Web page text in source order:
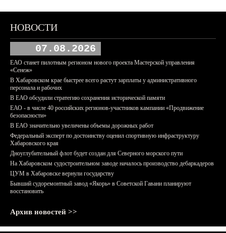
НОВОСТИ
07.08.2026
ЕАО станет пилотным регионом нового проекта Мастерской управления
«Сенеж»
В Хабаровском крае быстрее всего растут зарплаты у административного
персонала и рабочих
В ЕАО обсудили стратегию сохранения исторической памяти
ЕАО - в числе 40 российских регионов-участников кампании «Продвижение
безопасности»
В ЕАО значительно увеличены объемы дорожных работ
Федеральный эксперт по достоинству оценил спортивную инфраструктуру
Хабаровского края
Дноуглубительный флот будет создан для Северного морского пути
На Хабаровском судостроительном заводе началось производство дебаркадеров
ЦУМ в Хабаровске вернули государству
Бывший судоремонтный завод «Якорь» в Советской Гавани планируют
восстановить
Архив новостей >>